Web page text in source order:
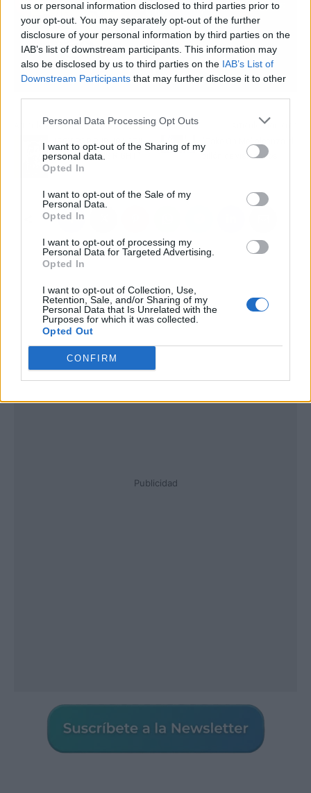
us or personal information disclosed to third parties prior to
your opt-out. You may separately opt-out of the further
disclosure of your personal information by third parties on the
IAB’s list of downstream participants. This information may
also be disclosed by us to third parties on the IAB’s List of
Downstream Participants that may further disclose it to other
Personal Data Processing Opt Outs
I want to opt-out of the Sharing of my
personal data.
Opted In
I want to opt-out of the Sale of my
Personal Data.
Opted In
I want to opt-out of processing my
Personal Data for Targeted Advertising.
Opted In
I want to opt-out of Collection, Use,
Retention, Sale, and/or Sharing of my
Personal Data that Is Unrelated with the
Purposes for which it was collected.
Opted Out
CONFIRM
Artículo anterior
IGGY POP PUBLICA “TIL
WRONG FEELS RIGHT”
Artículo siguiente
billón de visionados
Publicidad